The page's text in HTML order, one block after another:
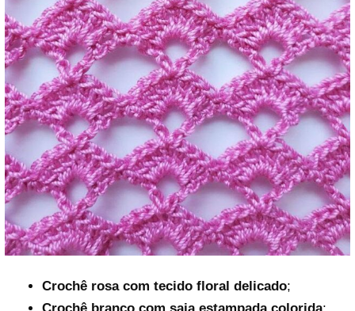
Crochê rosa com tecido floral delicado;